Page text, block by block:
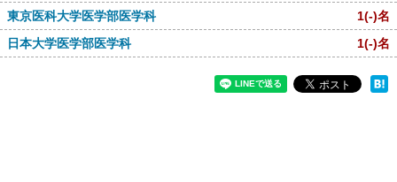
東京医科大学医学部医学科
1(-)名
日本大学医学部医学科
1(-)名